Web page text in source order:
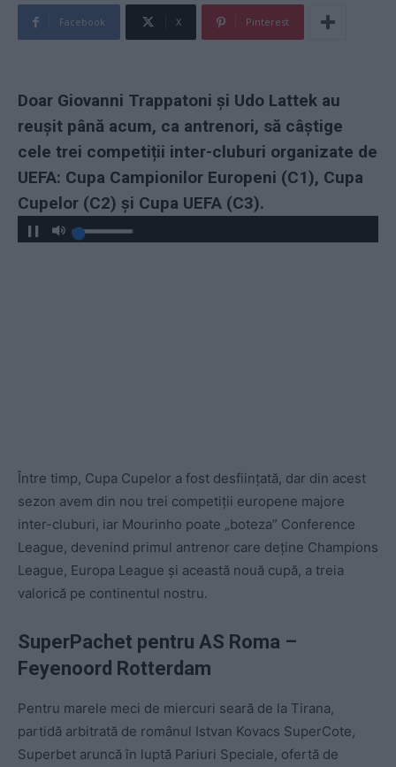
Facebook X Pinterest
Doar Giovanni Trappatoni și Udo Lattek au
reușit până acum, ca antrenori, să câștige
cele trei competiții inter-cluburi organizate de
UEFA: Cupa Campionilor Europeni (C1), Cupa
Cupelor (C2) și Cupa UEFA (C3).
Între timp, Cupa Cupelor a fost desființată, dar din acest
sezon avem din nou trei competiții europene majore
inter-cluburi, iar Mourinho poate „boteza” Conference
League, devenind primul antrenor care deține Champions
League, Europa League și această nouă cupă, a treia
valorică pe continentul nostru.
SuperPachet pentru AS Roma –
Feyenoord Rotterdam
Pentru marele meci de miercuri seară de la Tirana,
partidă arbitrată de românul Istvan Kovacs SuperCote,
Superbet aruncă în luptă Pariuri Speciale, ofertă de